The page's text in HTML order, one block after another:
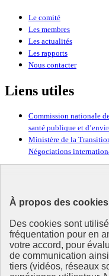
Le comité
Les membres
Les actualités
Les rapports
Nous contacter
Liens utiles
Commission nationale
santé publique et
Ministère de la
Négociations
À propos des cookies
Des cookies sont
fréquentation pour en
votre accord, pour
de communication
tiers (vidéos, réseaux